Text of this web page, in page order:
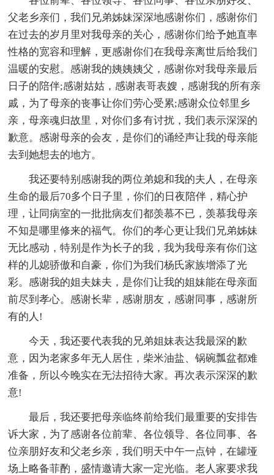
父老乡亲们，我们兄弟姊妹深深地感谢你们，感谢你们
在过去的岁月里对我母亲的关心，感谢你们给予她直率
性格的宽容和理解，更感谢你们在我母亲离世后给我们
温暖的安慰。感谢我的姨姨姨父，感谢你对我母亲最后
日子的陪伴;感谢姑姑，感谢表哥表嫂，感谢我的所有亲
戚，为了母亲的丧事让你们劳心受累;感谢众位邻里乡
亲，母亲魂归故里，对你们多有讨扰，我们表示深深的
歉意。感谢母亲的会友，是你们的诵经声让我的母亲能
去到她想去的地方。
我还要特别感谢我的两位弟媳和我的夫人，在母亲
生命的最后70多个日子里，你们的日夜陪伴，精心护
理，让同病室的一批批病友们都羡慕不已，羡慕我母亲
不知是哪里修来的福气。你们的孝心更让我们兄弟姊妹
无比感动，特别是作为长子的我，我为我母亲有你们这
样的儿媳骄傲和自豪，你们为我们杨氏家族增添了光
彩。感谢我的姐夫妹夫，是你们让我的姐妹能在母亲面
前尽到孝心。感谢长辈，感谢朋友，感谢同事，感谢所
有的人!
今天，我还要代表我的兄弟姐妹表达我最深的歉
意，因为老家多年无人居住，柴米油盐、锅碗瓢盆都难
准备，所以今晚实在无法招待大家。再次表示深深的歉
意!
最后，我还要把母亲临终前给我们最重要的安排告
诉大家，为了感谢各位前辈、各位领导、各位同事、各
位亲朋好友和父老乡亲，我们明天中午一点钟，在罐垭
场上略备菲酌，盛情邀请大家一定光临。老人家要求我